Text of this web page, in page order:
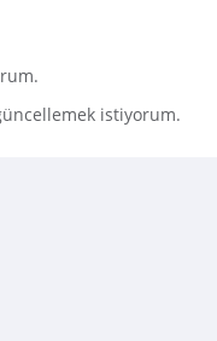
istiyorum.